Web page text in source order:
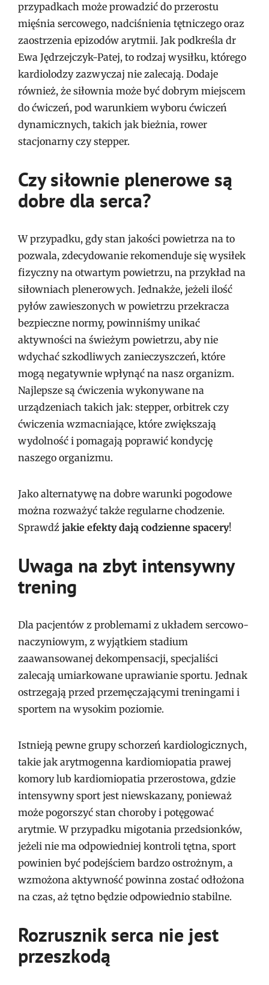
przypadkach może prowadzić do przerostu
mięśnia sercowego, nadciśnienia tętniczego oraz
zaostrzenia epizodów arytmii. Jak podkreśla dr
Ewa Jędrzejczyk-Patej, to rodzaj wysiłku, którego
kardiolodzy zazwyczaj nie zalecają. Dodaje
również, że siłownia może być dobrym miejscem
do ćwiczeń, pod warunkiem wyboru ćwiczeń
dynamicznych, takich jak bieżnia, rower
stacjonarny czy stepper.
Czy siłownie plenerowe są
dobre dla serca?
W przypadku, gdy stan jakości powietrza na to
pozwala, zdecydowanie rekomenduje się wysiłek
fizyczny na otwartym powietrzu, na przykład na
siłowniach plenerowych. Jednakże, jeżeli ilość
pyłów zawieszonych w powietrzu przekracza
bezpieczne normy, powinniśmy unikać
aktywności na świeżym powietrzu, aby nie
wdychać szkodliwych zanieczyszczeń, które
mogą negatywnie wpłynąć na nasz organizm.
Najlepsze są ćwiczenia wykonywane na
urządzeniach takich jak: stepper, orbitrek czy
ćwiczenia wzmacniające, które zwiększają
wydolność i pomagają poprawić kondycję
naszego organizmu.
Jako alternatywę na dobre warunki pogodowe
można rozważyć także regularne chodzenie.
Sprawdź jakie efekty dają codzienne spacery!
Uwaga na zbyt intensywny
trening
Dla pacjentów z problemami z układem sercowo-
naczyniowym, z wyjątkiem stadium
zaawansowanej dekompensacji, specjaliści
zalecają umiarkowane uprawianie sportu. Jednak
ostrzegają przed przemęczającymi treningami i
sportem na wysokim poziomie.
Istnieją pewne grupy schorzeń kardiologicznych,
takie jak arytmogenna kardiomiopatia prawej
komory lub kardiomiopatia przerostowa, gdzie
intensywny sport jest niewskazany, ponieważ
może pogorszyć stan choroby i potęgować
arytmie. W przypadku migotania przedsionków,
jeżeli nie ma odpowiedniej kontroli tętna, sport
powinien być podejściem bardzo ostrożnym, a
wzmożona aktywność powinna zostać odłożona
na czas, aż tętno będzie odpowiednio stabilne.
Rozrusznik serca nie jest
przeszkodą